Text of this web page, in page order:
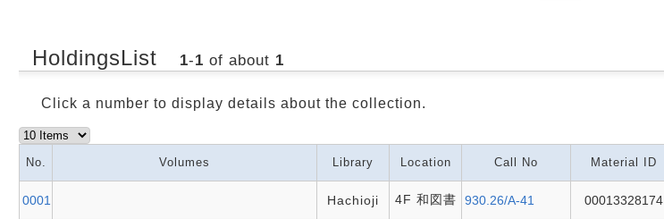
HoldingsList 1-1 of about 1
Click a number to display details about the collection.
No. Volumes Library Location Call No Material ID
0001 Hachioji 4F 和図書 930.26/A-41 00013328174